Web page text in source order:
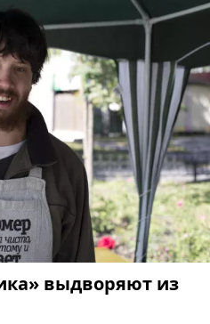
выдворяют из